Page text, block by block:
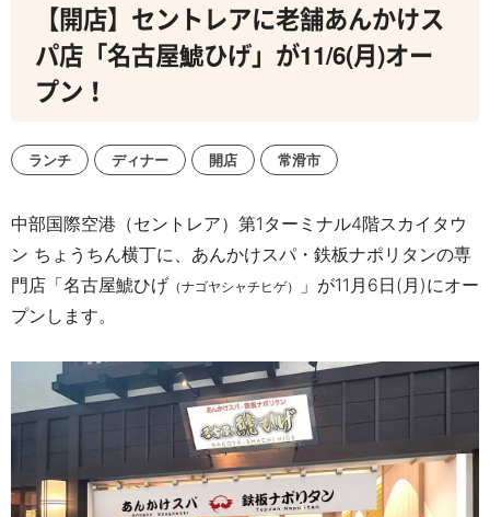
【開店】セントレアに老舗あんかけス
パ店「名古屋鯱ひげ」が11/6(月)オー
プン！
ランチ ディナー 開店 常滑市
中部国際空港（セントレア）第1ターミナル4階スカイタウ
ン ちょうちん横丁に、あんかけスパ・鉄板ナポリタンの専
門店「名古屋鯱ひげ （ナゴヤシャチヒゲ）
」が11月6日(月)にオー
プンします。